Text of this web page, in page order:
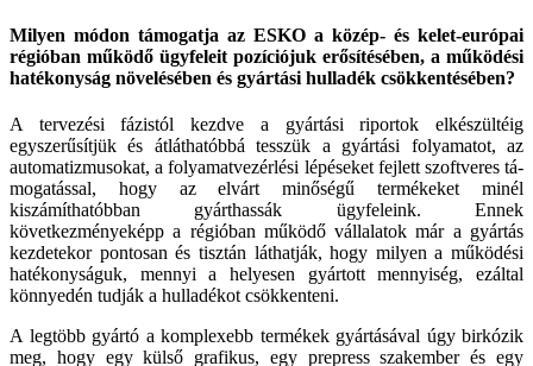
Milyen módon támogatja az ESKO a közép- és kelet-európai
régióban működő ügyfeleit pozíciójuk erősítésében, a működési
hatékonyság növelésében és gyártási hulladék csökkentésében?
A tervezési fázistól kezdve a gyártási riportok el­készültéig
egyszerűsítjük és átláthatóbbá tesszük a gyártási folyamatot, az
automatizmusokat, a folyamatvezérlési lépéseket fejlett szoftveres tá­
mogatással, hogy az elvárt minőségű termékeket minél
kiszámíthatóbban gyárthassák ügyfeleink. Ennek
következményeképp a régióban működő vállalatok már a gyártás
kezdetekor pontosan és tisztán láthatják, hogy milyen a működési
haté­konyságuk, mennyi a helyesen gyártott men­nyiség, ezáltal
könnyedén tudják a hulladékot csökkenteni.
A legtöbb gyártó a komplexebb termékek gyártá­sával úgy birkózik
meg, hogy egy külső grafikus, egy prepress szakember és egy